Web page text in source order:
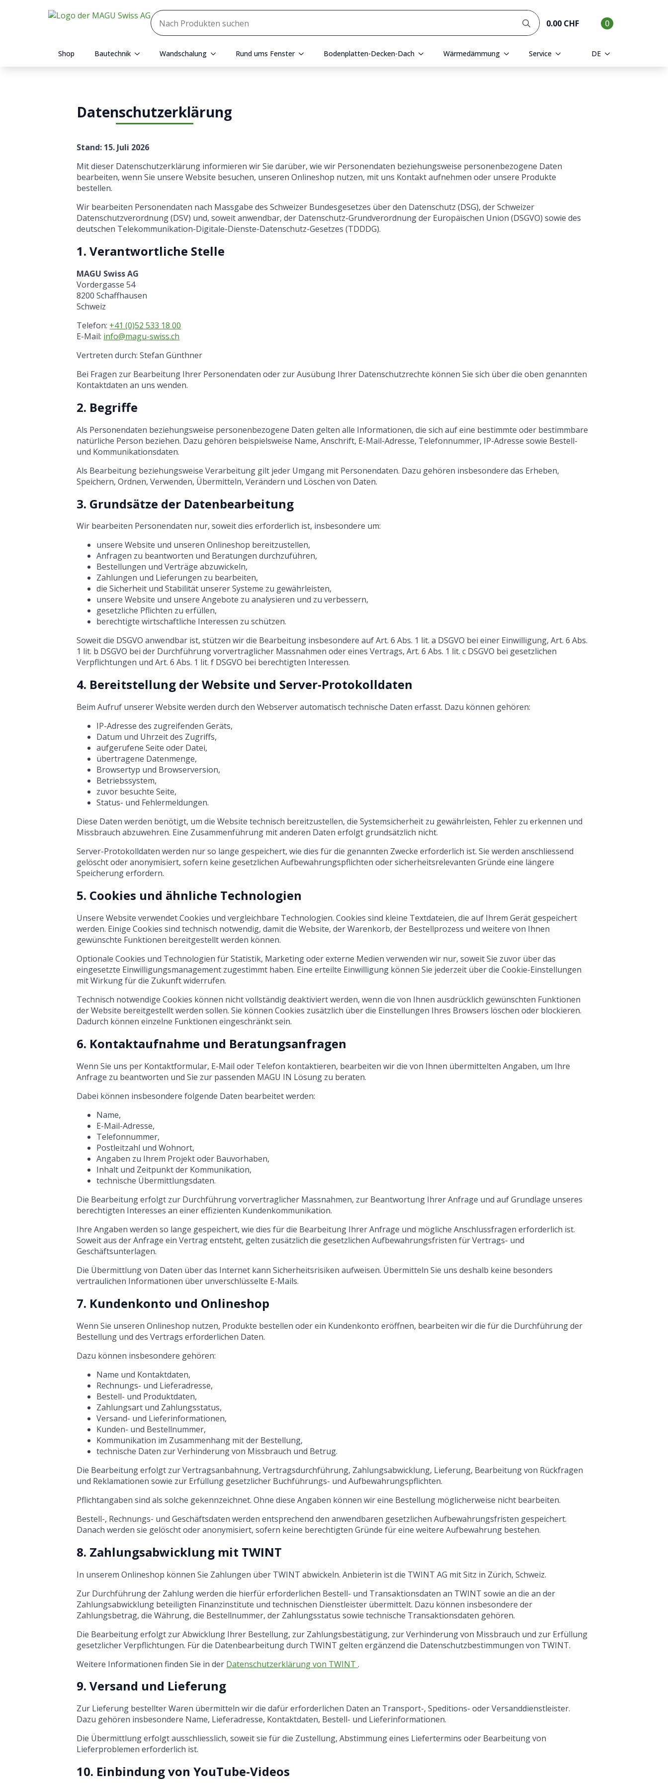
Search
for:0.00 CHF 0
Shop Bautechnik Wandschalung Rund ums Fenster Bodenplatten-Decken-Dach Wärmedämmung Service DE
Datenschutzerklärung
Stand: 15. Juli 2026
Mit dieser Datenschutzerklärung informieren wir Sie darüber, wie wir Personendaten beziehungsweise personenbezogene Daten
bearbeiten, wenn Sie unsere Website besuchen, unseren Onlineshop nutzen, mit uns Kontakt aufnehmen oder unsere Produkte
bestellen.
Wir bearbeiten Personendaten nach Massgabe des Schweizer Bundesgesetzes über den Datenschutz (DSG), der Schweizer
Datenschutzverordnung (DSV) und, soweit anwendbar, der Datenschutz-Grundverordnung der Europäischen Union (DSGVO) sowie des
deutschen Telekommunikation-Digitale-Dienste-Datenschutz-Gesetzes (TDDDG).
1. Verantwortliche Stelle
MAGU Swiss AG
Vordergasse 54
8200 Schaffhausen
Schweiz
Telefon: +41 (0)52 533 18 00
E-Mail: info@magu-swiss.ch
Vertreten durch: Stefan Günthner
Bei Fragen zur Bearbeitung Ihrer Personendaten oder zur Ausübung Ihrer Datenschutzrechte können Sie sich über die oben genannten
Kontaktdaten an uns wenden.
2. Begriffe
Als Personendaten beziehungsweise personenbezogene Daten gelten alle Informationen, die sich auf eine bestimmte oder bestimmbare
natürliche Person beziehen. Dazu gehören beispielsweise Name, Anschrift, E-Mail-Adresse, Telefonnummer, IP-Adresse sowie Bestell-
und Kommunikationsdaten.
Als Bearbeitung beziehungsweise Verarbeitung gilt jeder Umgang mit Personendaten. Dazu gehören insbesondere das Erheben,
Speichern, Ordnen, Verwenden, Übermitteln, Verändern und Löschen von Daten.
3. Grundsätze der Datenbearbeitung
Wir bearbeiten Personendaten nur, soweit dies erforderlich ist, insbesondere um:
unsere Website und unseren Onlineshop bereitzustellen,
Anfragen zu beantworten und Beratungen durchzuführen,
Bestellungen und Verträge abzuwickeln,
Zahlungen und Lieferungen zu bearbeiten,
die Sicherheit und Stabilität unserer Systeme zu gewährleisten,
unsere Website und unsere Angebote zu analysieren und zu verbessern,
gesetzliche Pflichten zu erfüllen,
berechtigte wirtschaftliche Interessen zu schützen.
Soweit die DSGVO anwendbar ist, stützen wir die Bearbeitung insbesondere auf Art. 6 Abs. 1 lit. a DSGVO bei einer Einwilligung, Art. 6 Abs.
1 lit. b DSGVO bei der Durchführung vorvertraglicher Massnahmen oder eines Vertrags, Art. 6 Abs. 1 lit. c DSGVO bei gesetzlichen
Verpflichtungen und Art. 6 Abs. 1 lit. f DSGVO bei berechtigten Interessen.
4. Bereitstellung der Website und Server-Protokolldaten
Beim Aufruf unserer Website werden durch den Webserver automatisch technische Daten erfasst. Dazu können gehören:
IP-Adresse des zugreifenden Geräts,
Datum und Uhrzeit des Zugriffs,
aufgerufene Seite oder Datei,
übertragene Datenmenge,
Browsertyp und Browserversion,
Betriebssystem,
zuvor besuchte Seite,
Status- und Fehlermeldungen.
Diese Daten werden benötigt, um die Website technisch bereitzustellen, die Systemsicherheit zu gewährleisten, Fehler zu erkennen und
Missbrauch abzuwehren. Eine Zusammenführung mit anderen Daten erfolgt grundsätzlich nicht.
Server-Protokolldaten werden nur so lange gespeichert, wie dies für die genannten Zwecke erforderlich ist. Sie werden anschliessend
gelöscht oder anonymisiert, sofern keine gesetzlichen Aufbewahrungspflichten oder sicherheitsrelevanten Gründe eine längere
Speicherung erfordern.
5. Cookies und ähnliche Technologien
Unsere Website verwendet Cookies und vergleichbare Technologien. Cookies sind kleine Textdateien, die auf Ihrem Gerät gespeichert
werden. Einige Cookies sind technisch notwendig, damit die Website, der Warenkorb, der Bestellprozess und weitere von Ihnen
gewünschte Funktionen bereitgestellt werden können.
Optionale Cookies und Technologien für Statistik, Marketing oder externe Medien verwenden wir nur, soweit Sie zuvor über das
eingesetzte Einwilligungsmanagement zugestimmt haben. Eine erteilte Einwilligung können Sie jederzeit über die Cookie-Einstellungen
mit Wirkung für die Zukunft widerrufen.
Technisch notwendige Cookies können nicht vollständig deaktiviert werden, wenn die von Ihnen ausdrücklich gewünschten Funktionen
der Website bereitgestellt werden sollen. Sie können Cookies zusätzlich über die Einstellungen Ihres Browsers löschen oder blockieren.
Dadurch können einzelne Funktionen eingeschränkt sein.
6. Kontaktaufnahme und Beratungsanfragen
Wenn Sie uns per Kontaktformular, E-Mail oder Telefon kontaktieren, bearbeiten wir die von Ihnen übermittelten Angaben, um Ihre
Anfrage zu beantworten und Sie zur passenden MAGU IN Lösung zu beraten.
Dabei können insbesondere folgende Daten bearbeitet werden:
Name,
E-Mail-Adresse,
Telefonnummer,
Postleitzahl und Wohnort,
Angaben zu Ihrem Projekt oder Bauvorhaben,
Inhalt und Zeitpunkt der Kommunikation,
technische Übermittlungsdaten.
Die Bearbeitung erfolgt zur Durchführung vorvertraglicher Massnahmen, zur Beantwortung Ihrer Anfrage und auf Grundlage unseres
berechtigten Interesses an einer effizienten Kundenkommunikation.
Ihre Angaben werden so lange gespeichert, wie dies für die Bearbeitung Ihrer Anfrage und mögliche Anschlussfragen erforderlich ist.
Soweit aus der Anfrage ein Vertrag entsteht, gelten zusätzlich die gesetzlichen Aufbewahrungsfristen für Vertrags- und
Geschäftsunterlagen.
Die Übermittlung von Daten über das Internet kann Sicherheitsrisiken aufweisen. Übermitteln Sie uns deshalb keine besonders
vertraulichen Informationen über unverschlüsselte E-Mails.
7. Kundenkonto und Onlineshop
Wenn Sie unseren Onlineshop nutzen, Produkte bestellen oder ein Kundenkonto eröffnen, bearbeiten wir die für die Durchführung der
Bestellung und des Vertrags erforderlichen Daten.
Dazu können insbesondere gehören:
Name und Kontaktdaten,
Rechnungs- und Lieferadresse,
Bestell- und Produktdaten,
Zahlungsart und Zahlungsstatus,
Versand- und Lieferinformationen,
Kunden- und Bestellnummer,
Kommunikation im Zusammenhang mit der Bestellung,
technische Daten zur Verhinderung von Missbrauch und Betrug.
Die Bearbeitung erfolgt zur Vertragsanbahnung, Vertragsdurchführung, Zahlungsabwicklung, Lieferung, Bearbeitung von Rückfragen
und Reklamationen sowie zur Erfüllung gesetzlicher Buchführungs- und Aufbewahrungspflichten.
Pflichtangaben sind als solche gekennzeichnet. Ohne diese Angaben können wir eine Bestellung möglicherweise nicht bearbeiten.
Bestell-, Rechnungs- und Geschäftsdaten werden entsprechend den anwendbaren gesetzlichen Aufbewahrungsfristen gespeichert.
Danach werden sie gelöscht oder anonymisiert, sofern keine berechtigten Gründe für eine weitere Aufbewahrung bestehen.
8. Zahlungsabwicklung mit TWINT
In unserem Onlineshop können Sie Zahlungen über TWINT abwickeln. Anbieterin ist die TWINT AG mit Sitz in Zürich, Schweiz.
Zur Durchführung der Zahlung werden die hierfür erforderlichen Bestell- und Transaktionsdaten an TWINT sowie an die an der
Zahlungsabwicklung beteiligten Finanzinstitute und technischen Dienstleister übermittelt. Dazu können insbesondere der
Zahlungsbetrag, die Währung, die Bestellnummer, der Zahlungsstatus sowie technische Transaktionsdaten gehören.
Die Bearbeitung erfolgt zur Abwicklung Ihrer Bestellung, zur Zahlungsbestätigung, zur Verhinderung von Missbrauch und zur Erfüllung
gesetzlicher Verpflichtungen. Für die Datenbearbeitung durch TWINT gelten ergänzend die Datenschutzbestimmungen von TWINT.
Weitere Informationen finden Sie in der Datenschutzerklärung von TWINT.
9. Versand und Lieferung
Zur Lieferung bestellter Waren übermitteln wir die dafür erforderlichen Daten an Transport-, Speditions- oder Versanddienstleister.
Dazu gehören insbesondere Name, Lieferadresse, Kontaktdaten, Bestell- und Lieferinformationen.
Die Übermittlung erfolgt ausschliesslich, soweit sie für die Zustellung, Abstimmung eines Liefertermins oder Bearbeitung von
Lieferproblemen erforderlich ist.
10. Einbindung von YouTube-Videos